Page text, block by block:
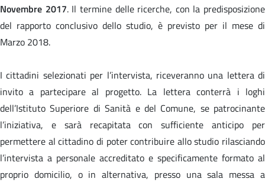
Novembre 2017. Il termine delle ricerche, con la predisposizione
del rapporto conclusivo dello studio, è previsto per il mese di
Marzo 2018.
I cittadini selezionati per l’intervista, riceveranno una lettera di
invito a partecipare al progetto. La lettera conterrà i loghi
dell’Istituto Superiore di Sanità e del Comune, se patrocinante
l’iniziativa, e sarà recapitata con sufficiente anticipo per
permettere al cittadino di poter contribuire allo studio rilasciando
l’intervista a personale accreditato e specificamente formato al
proprio domicilio, o in alternativa, presso una sala messa a